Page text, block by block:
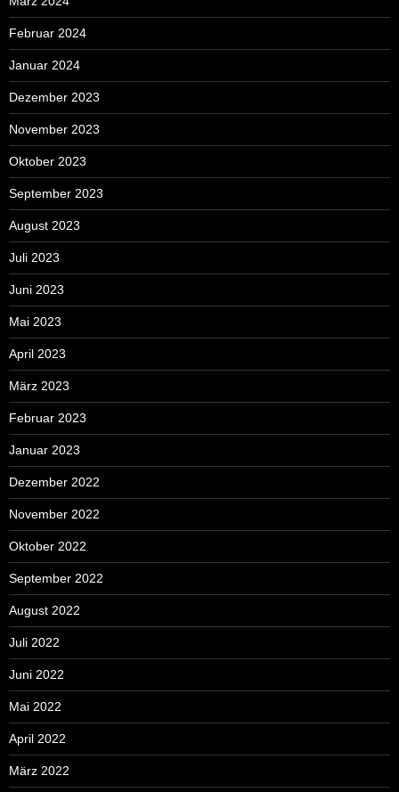
Februar 2024
Januar 2024
Dezember 2023
November 2023
Oktober 2023
September 2023
August 2023
Juli 2023
Juni 2023
Mai 2023
April 2023
März 2023
Februar 2023
Januar 2023
Dezember 2022
November 2022
Oktober 2022
September 2022
August 2022
Juli 2022
Juni 2022
Mai 2022
April 2022
März 2022